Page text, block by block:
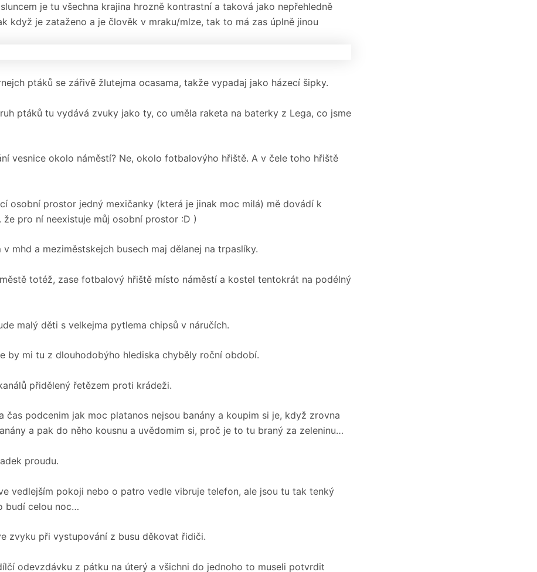
je tu všechna krajina hrozně kontrastní a taková jako nepřehledně
když je zataženo a je člověk v mraku/mlze, tak to má zas úplně jinou
ptáků se zářivě žlutejma ocasama, takže vypadaj jako házecí šipky.
ptáků tu vydává zvuky jako ty, co uměla raketa na baterky z Lega, co jsme
vesnice okolo náměstí? Ne, okolo fotbalovýho hřiště. A v čele toho hřiště
osobní prostor jedný mexičanky (která je jinak moc milá) mě dovádí k
že pro ní neexistuje můj osobní prostor :D )
mhd a meziměstskejch busech maj dělanej na trpaslíky.
totéž, zase fotbalový hřiště místo náměstí a kostel tentokrát na podélný
malý děti s velkejma pytlema chipsů v náručích.
by mi tu z dlouhodobýho hlediska chyběly roční období.
přidělený řetězem proti krádeži.
čas podcenim jak moc platanos nejsou banány a koupim si je, když zrovna
a pak do něho kousnu a uvědomim si, proč je to tu braný za zeleninu…
proudu.
vedlejším pokoji nebo o patro vedle vibruje telefon, ale jsou tu tak tenký
budí celou noc…
zvyku při vystupování z busu děkovat řidiči.
odevzdávku z pátku na úterý a všichni do jednoho to museli potvrdit